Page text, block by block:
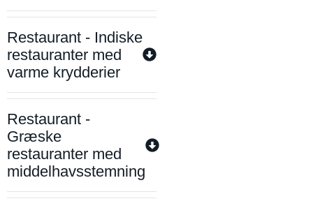
Restaurant - Indiske
restauranter med
varme krydderier
Restaurant -
Græske
restauranter med
middelhavsstemning